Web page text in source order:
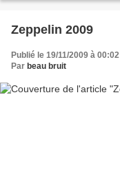
Zeppelin 2009
Publié le 19/11/2009 à 00:02
Par beau bruit